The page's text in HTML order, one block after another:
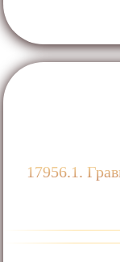
17956.1.